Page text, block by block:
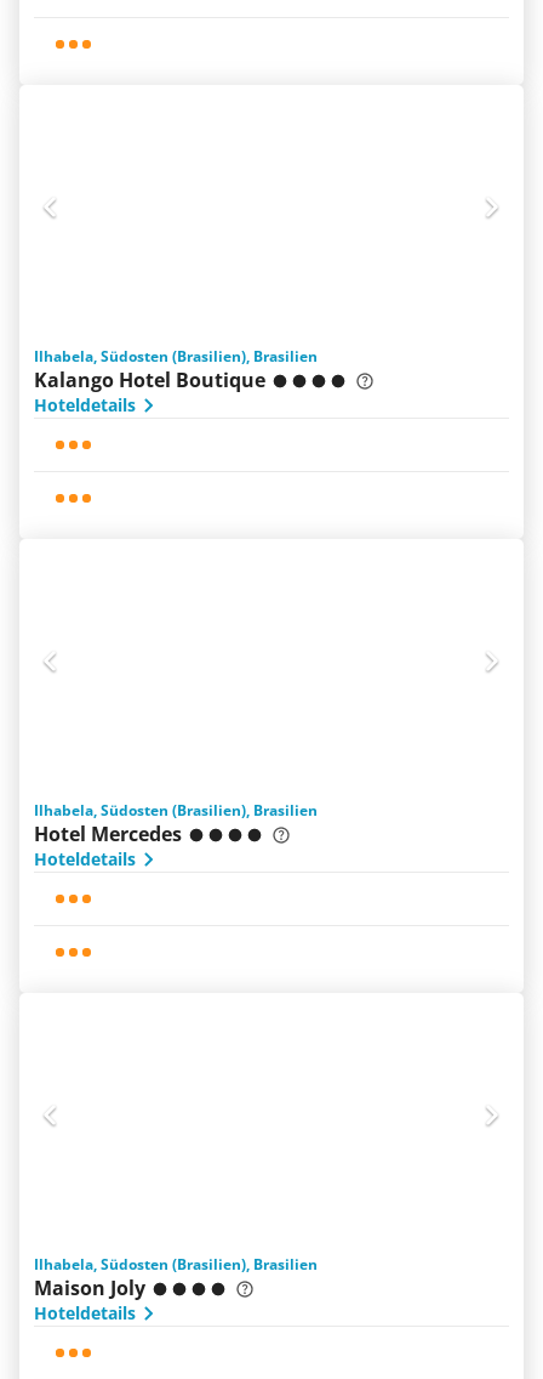
Ilhabela, Südosten (Brasilien), Brasilien
Kalango Hotel Boutique
Hoteldetails
Ilhabela, Südosten (Brasilien), Brasilien
Hotel Mercedes
Hoteldetails
Ilhabela, Südosten (Brasilien), Brasilien
Maison Joly
Hoteldetails